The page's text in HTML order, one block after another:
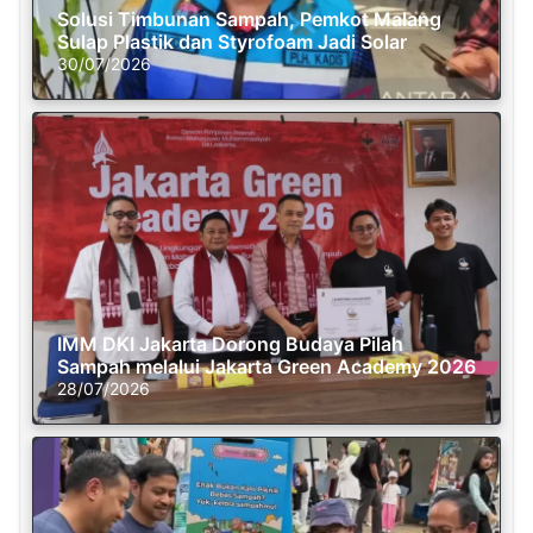
Solusi Timbunan Sampah, Pemkot Malang
Sulap Plastik dan Styrofoam Jadi Solar
30/07/2026
IMM DKI Jakarta Dorong Budaya Pilah
Sampah melalui Jakarta Green Academy 2026
28/07/2026